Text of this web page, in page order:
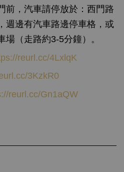
前，汽車請停放於：西門路
週邊有汽車路邊停車格，或
場（走路約3-5分鐘）。
reurl.cc/4LxlqK
3KzkR0
reurl.cc/Gn1aQW